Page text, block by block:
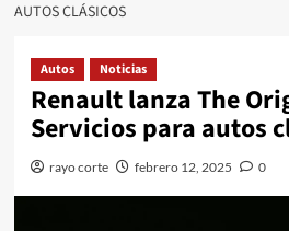
AUTOS CLÁSICOS
Autos Noticias
Renault lanza The
Servicios para autos
rayo corte febrero 12, 2025 0